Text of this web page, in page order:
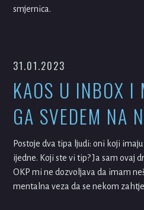
smjernica.
31.01.2023
KAOS U INBOX I
GA SVEDEM NA
Postoje dva tipa ljudi: oni koji
ijedne. Koji ste vi tip? Ja sam ovaj
OKP mi ne dozvoljava da imam
mentalna veza da se nekom